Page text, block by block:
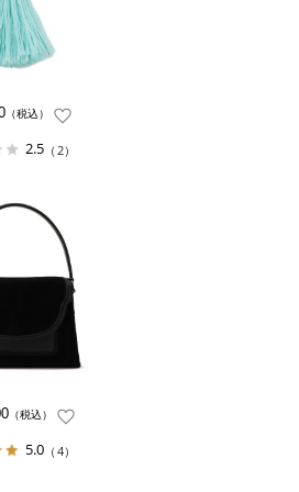
（税込）
2.5 （2）
（税込）
5.0 （4）